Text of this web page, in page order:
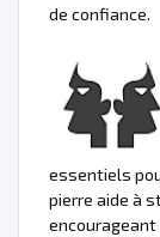
de confiance.
essentiels
pierre aide à